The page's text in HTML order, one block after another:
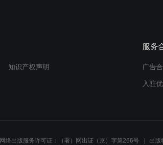
知识产权声明
服务
广告
入驻
网络出版服务许可证：（署）网出证（京）字第266号 出版